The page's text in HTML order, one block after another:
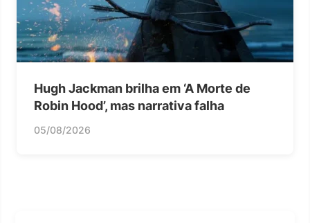
Hugh Jackman brilha em ‘A Morte de
Robin Hood’, mas narrativa falha
05/08/2026